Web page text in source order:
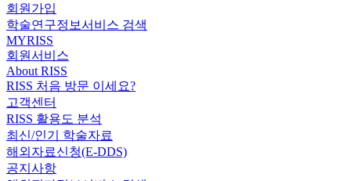
회원가입
학술연구정보서비스 검색
MYRISS
회원서비스
About RISS
RISS 처음 방문 이세요?
고객센터
RISS 활용도 분석
최신/인기 학술자료
해외자료신청(E-DDS)
공지사항